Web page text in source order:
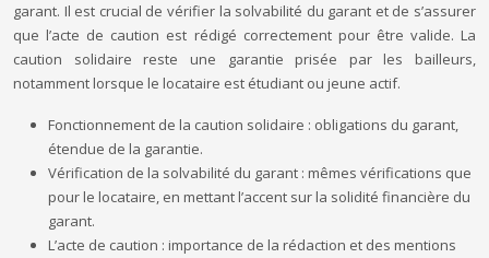
garant. Il est crucial de vérifier la solvabilité du garant et de s’assurer
que l’acte de caution est rédigé correctement pour être valide. La
caution solidaire reste une garantie prisée par les bailleurs,
notamment lorsque le locataire est étudiant ou jeune actif.
Fonctionnement de la caution solidaire : obligations du garant,
étendue de la garantie.
Vérification de la solvabilité du garant : mêmes vérifications que
pour le locataire, en mettant l’accent sur la solidité financière du
garant.
L’acte de caution : importance de la rédaction et des mentions